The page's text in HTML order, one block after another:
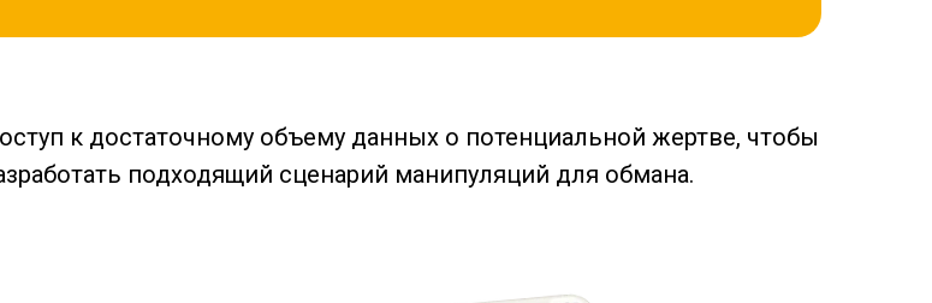
к достаточному объему данных о потенциальной жертве, чтобы
подходящий сценарий манипуляций для обмана.